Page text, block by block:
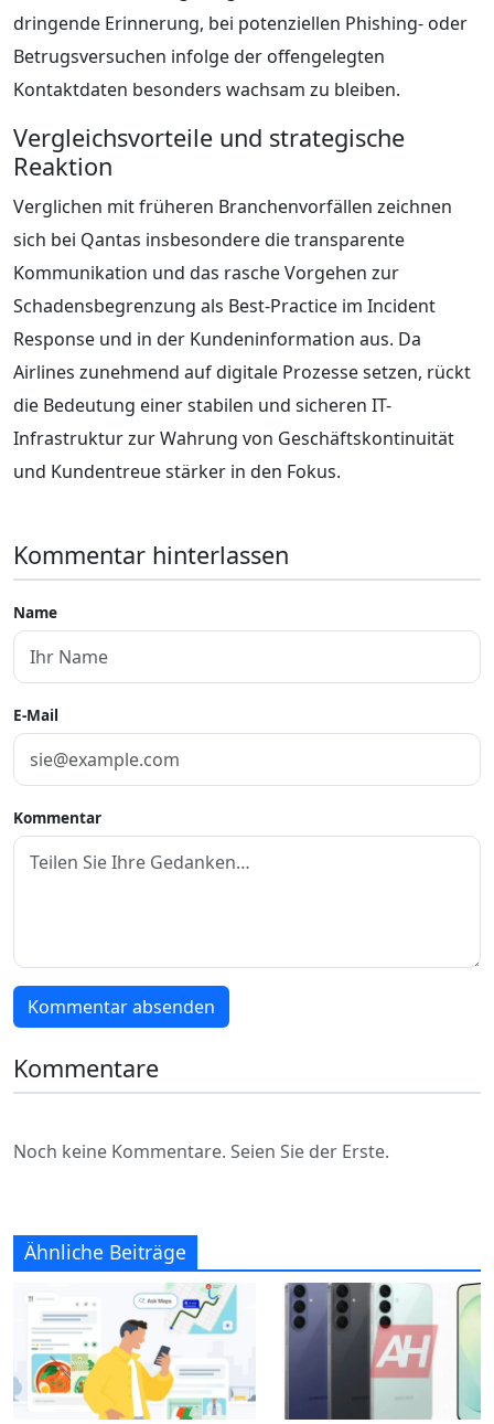
dringende Erinnerung, bei potenziellen Phishing- oder
Betrugsversuchen infolge der offengelegten
Kontaktdaten besonders wachsam zu bleiben.
Vergleichsvorteile und strategische
Reaktion
Verglichen mit früheren Branchenvorfällen zeichnen
sich bei Qantas insbesondere die transparente
Kommunikation und das rasche Vorgehen zur
Schadensbegrenzung als Best-Practice im Incident
Response und in der Kundeninformation aus. Da
Airlines zunehmend auf digitale Prozesse setzen, rückt
die Bedeutung einer stabilen und sicheren IT-
Infrastruktur zur Wahrung von Geschäftskontinuität
und Kundentreue stärker in den Fokus.
Kommentar hinterlassen
Name
E-Mail
Kommentar
Kommentar absenden
Kommentare
Noch keine Kommentare. Seien Sie der Erste.
Ähnliche Beiträge